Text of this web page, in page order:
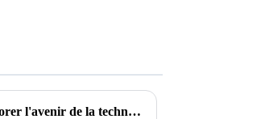
Transformer l'entretien du linge en 2025 : explorer l'avenir de la technologie des fers à vapeur puissants